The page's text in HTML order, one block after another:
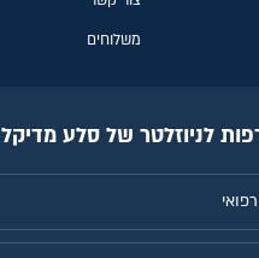
משלוחים
לניוזלטר של סלע מדיקל